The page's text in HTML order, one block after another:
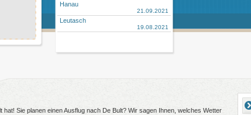
Hanau
21.09.2021
Leutasch
19.08.2021
Sie planen einen Ausflug nach De Bult? Wir sagen Ihnen, welches Wetter